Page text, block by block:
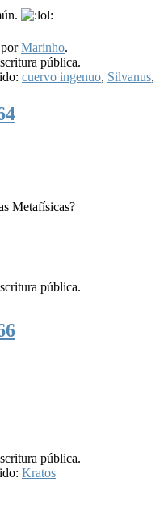
Marinho.
pública.
cuervo ingenuo, Silvanus,
Metafísicas?
pública.
pública.
Kratos